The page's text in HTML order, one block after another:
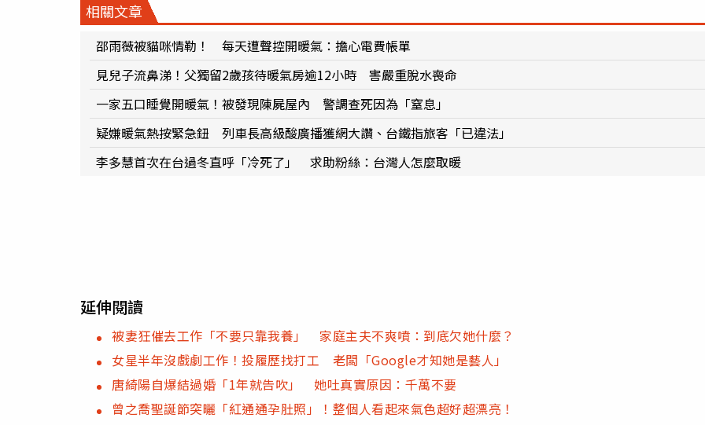
相關文章
邵雨薇被貓咪情勒！ 每天遭聲控開暖氣：擔心電費帳單
見兒子流鼻涕！父獨留2歲孩待暖氣房逾12小時 害嚴重脫水喪命
一家五口睡覺開暖氣！被發現陳屍屋內 警調查死因為「窒息」
疑嫌暖氣熱按緊急鈕 列車長高級酸廣播獲網大讚、台鐵指旅客「已違法」
李多慧首次在台過冬直呼「冷死了」 求助粉絲：台灣人怎麼取暖
延伸閱讀
被妻狂催去工作「不要只靠我養」 家庭主夫不爽噴：到底欠她什麼？
女星半年沒戲劇工作！投履歷找打工 老闆「Google才知她是藝人」
唐綺陽自爆結過婚「1年就告吹」 她吐真實原因：千萬不要
曾之喬聖誕節突曬「紅通通孕肚照」！整個人看起來氣色超好超漂亮！